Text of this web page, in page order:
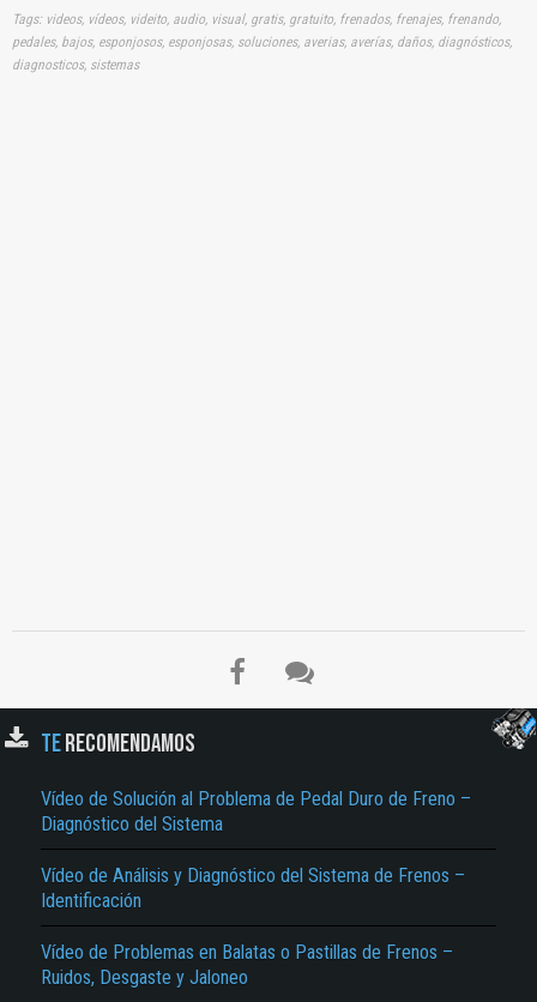
Tags: videos, vídeos, videito, audio, visual, gratis, gratuito, frenados, frenajes, frenando,
pedales, bajos, esponjosos, esponjosas, soluciones, averias, averías, daños, diagnósticos,
diagnosticos, sistemas
TERECOMENDAMOS
Vídeo de Solución al Problema de Pedal Duro de Freno –
Diagnóstico del Sistema
Vídeo de Análisis y Diagnóstico del Sistema de Frenos –
Identificación
Vídeo de Problemas en Balatas o Pastillas de Frenos –
Ruidos, Desgaste y Jaloneo